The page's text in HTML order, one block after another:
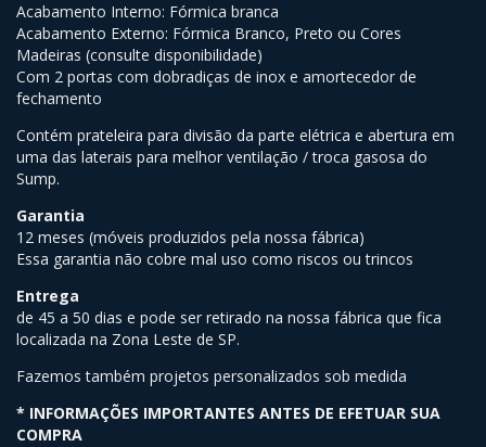
Acabamento Interno: Fórmica branca
Acabamento Externo: Fórmica Branco, Preto ou Cores
Madeiras (consulte disponibilidade)
Com 2 portas com dobradiças de inox e amortecedor de
fechamento
Contém prateleira para divisão da parte elétrica e abertura em
uma das laterais para melhor ventilação / troca gasosa do
Sump.
Garantia
12 meses (móveis produzidos pela nossa fábrica)
Essa garantia não cobre mal uso como riscos ou trincos
Entrega
de 45 a 50 dias e pode ser retirado na nossa fábrica que fica
localizada na Zona Leste de SP.
Fazemos também projetos personalizados sob medida
* INFORMAÇÕES IMPORTANTES ANTES DE EFETUAR SUA
COMPRA